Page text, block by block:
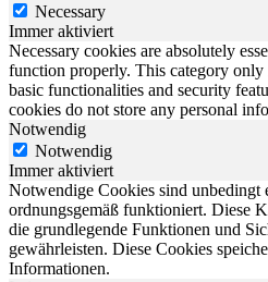
Necessary
Immer aktiviert
Necessary cookies are absolutely
function properly. This category only
basic functionalities and security
cookies do not store any personal
Notwendig
Notwendig
Immer aktiviert
Notwendige Cookies sind unbedingt
ordnungsgemäß funktioniert. Diese
die grundlegende Funktionen und
gewährleisten. Diese Cookies
Informationen.